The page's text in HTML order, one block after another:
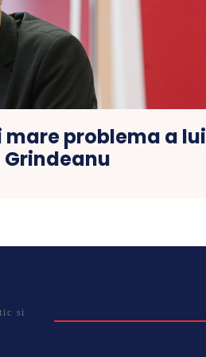
mare problema a lui
Grindeanu
si